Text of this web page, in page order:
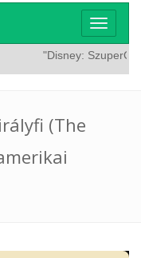
Toggle
"Disney:
(The